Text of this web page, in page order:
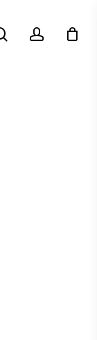
searchaccount